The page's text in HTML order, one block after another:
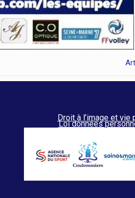
Droit à l’image et vie
Loi données